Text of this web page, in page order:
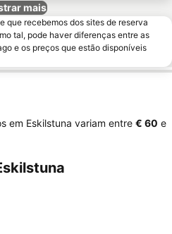
mais
que recebemos dos sites de reserva
tal, pode haver diferenças entre as
e os preços que estão disponíveis
em Eskilstuna variam entre ‎€ 60 e